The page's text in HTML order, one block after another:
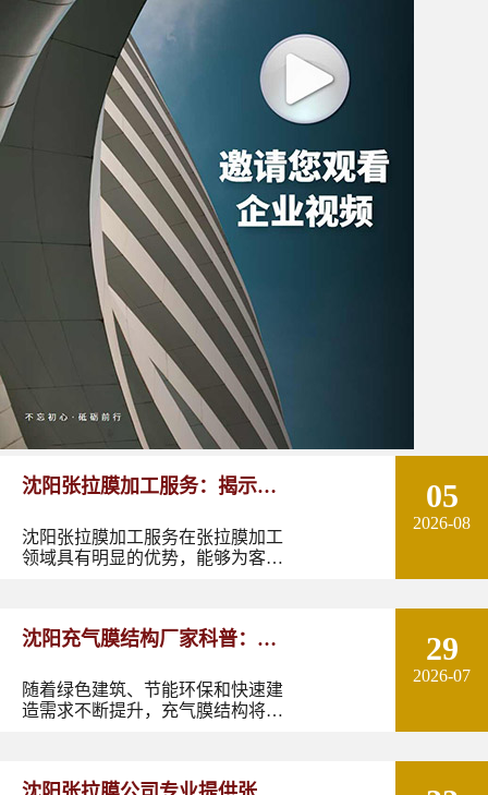
沈阳张拉膜加工服务：揭示张
拉膜加工的实用优势
沈阳张拉膜加工服务在张拉膜加工
领域具有明显的优势，能够为客户
发出独特的魅力。
05
2026-08
沈阳充气膜结构厂家科普：了
解充气膜建筑优势、价格及应
用领域
随着绿色建筑、节能环保和快速建
造需求不断提升，充气膜结构将在
29
2026-07